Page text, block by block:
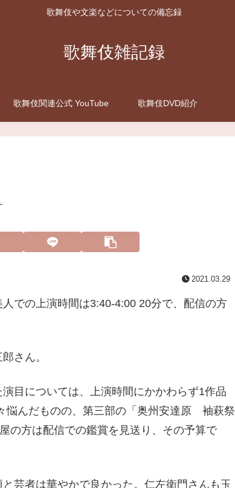
歌舞伎や文楽などについての備忘録
歌舞伎雑記録
歌舞伎関連公式 YouTube 歌舞伎DVD紹介
2021.03.29
での上演時間は3:40-4:00 20分で、配信の方
さん。
目については、上演時間にかかわらず1作品
悩んだものの、第三部の「奥州安達原 袖萩祭
の方は配信での鑑賞を見送り、その予算で
芸者は華やかで良かった。仁左衛門さんも玉